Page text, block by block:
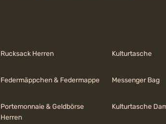
Rucksack Herren Kulturtasche
Federmäppchen & Federmappe Messenger Bag
Portemonnaie & Geldbörse
Herren
Kulturtasche